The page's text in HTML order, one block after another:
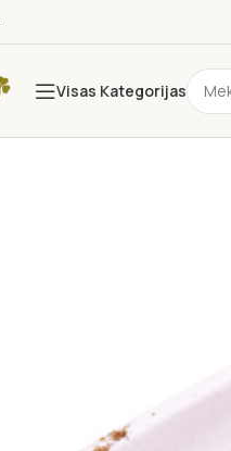
Visas Kategorijas